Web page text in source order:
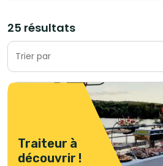
25 résultats
Trier par
Traiteur à
découvrir !